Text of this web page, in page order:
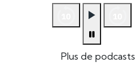
Plus de podcasts